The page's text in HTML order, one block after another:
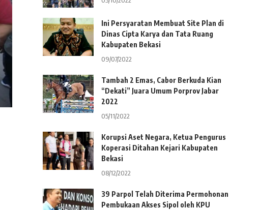
Ini Persyaratan Membuat Site Plan di
Dinas Cipta Karya dan Tata Ruang
Kabupaten Bekasi
09/07/2022
Tambah 2 Emas, Cabor Berkuda Kian
“Dekati” Juara Umum Porprov Jabar
2022
05/11/2022
Korupsi Aset Negara, Ketua Pengurus
Koperasi Ditahan Kejari Kabupaten
Bekasi
08/12/2022
39 Parpol Telah Diterima Permohonan
Pembukaan Akses Sipol oleh KPU